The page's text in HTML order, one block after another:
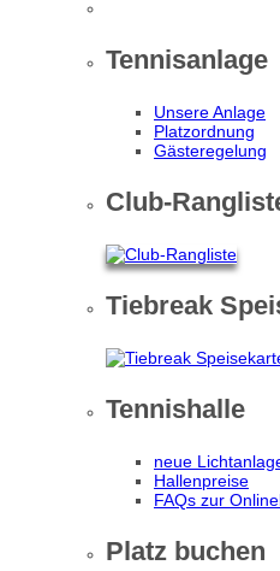
Tennisanlage
Unsere Anlage
Platzordnung
Gästeregelung
Club-
Tiebreak
Tennishalle
neue
Hallenpreise
FAQs zur
Platz buchen